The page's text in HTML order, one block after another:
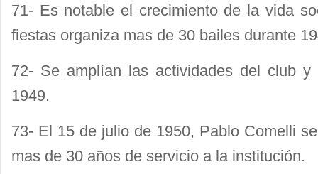
71- Es notable el crecimiento de la vida
fiestas organiza mas de 30 bailes durante
72- Se amplían las actividades del club y
1949.
73- El 15 de julio de 1950, Pablo Comelli
mas de 30 años de servicio a la institución.